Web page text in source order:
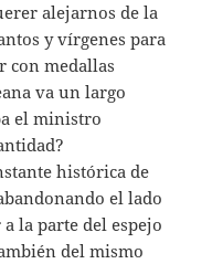
alejarnos de la
y vírgenes para
con medallas
va un largo
el ministro
histórica de
el lado
la parte del espejo
del mismo